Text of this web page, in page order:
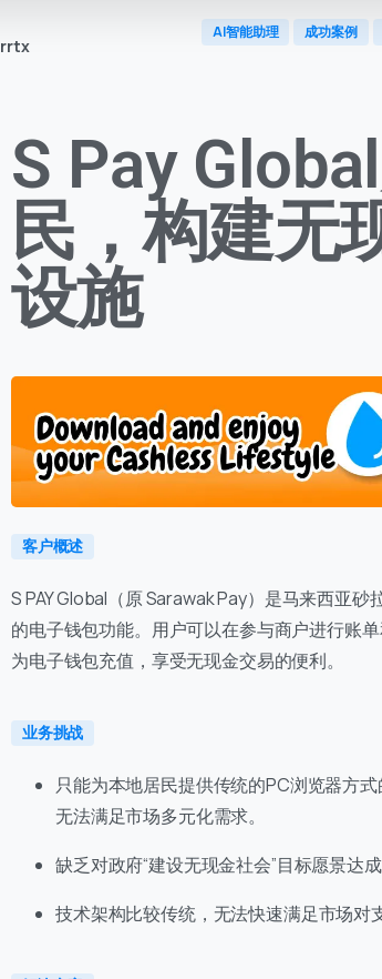
rrtx
AI智能助理 成功案例
S Pay
民，构建无
设施
客户概述
S PAY Global（原 Sarawak Pay）是马来西亚
的电子钱包功能。用户可以在参与商户进行账
为电子钱包充值，享受无现金交易的便利。
业务挑战
只能为本地居民提供传统的PC浏览器方
无法满足市场多元化需求。
缺乏对政府“建设无现金社会”目标愿景达
技术架构比较传统，无法快速满足市场对
我们的团队会尽快回复。